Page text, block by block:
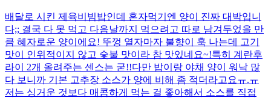
배달로 시킨 제육비빔밥인데 혼자먹기엔 양이 진짜 대박입니
다;; 결국 다 못 먹고 다음날까지 먹으려고 따로 남겨두었을 만
큼 혜자로운 양이에요! 뚜껑 열자마자 불향이 훅 나는데 고기
맛이 인위적이지 않고 숯불 맛이라 참 맛있네요~!특히 계란후
라이 2개 올려주는 센스는 굳!! ​다만 밥이랑 야채 양이 워낙 많
다 보니까 기본 고추장 소스가 양에 비해 좀 적더라고요ㅠ.ㅠ
저는 싱거운 것보다 매콤하게 먹는 걸 좋아해서 소스를 직접